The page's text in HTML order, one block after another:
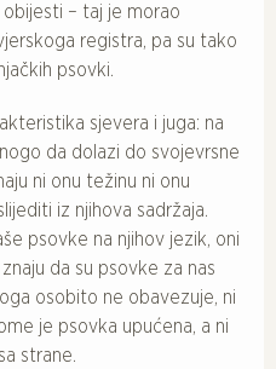
obijesti – taj je morao
registra, pa su tako
psovki.
sjevera i juga: na
da dolazi do svojevrsne
ni onu težinu ni onu
iz njihova sadržaja.
psovke na njihov jezik, oni
da su psovke za nas
osobito ne obavezuje, ni
je psovka upućena, a ni
strane.